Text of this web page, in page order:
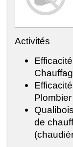
Activités
Plombier
de